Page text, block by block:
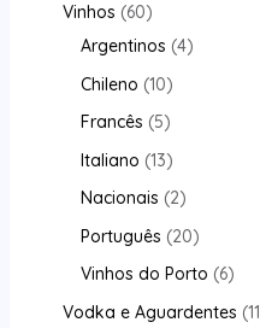
Vinhos 60
Argentinos 4
Chileno 10
Francês 5
Italiano 13
Nacionais 2
Português 20
Vinhos do Porto 6
Vodka e Aguardentes 11